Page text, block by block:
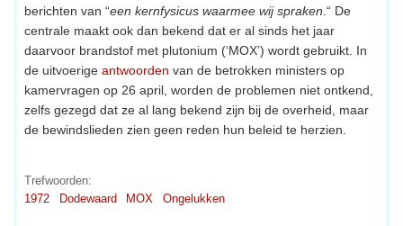
berichten van “een kernfysicus waarmee wij spraken.“ De
centrale maakt ook dan bekend dat er al sinds het jaar
daarvoor brandstof met plutonium (‘MOX’) wordt gebruikt. In
de uitvoerige antwoorden van de betrokken ministers op
kamervragen op 26 april, worden de problemen niet ontkend,
zelfs gezegd dat ze al lang bekend zijn bij de overheid, maar
de bewindslieden zien geen reden hun beleid te herzien.
Trefwoorden:
1972
Dodewaard MOX Ongelukken